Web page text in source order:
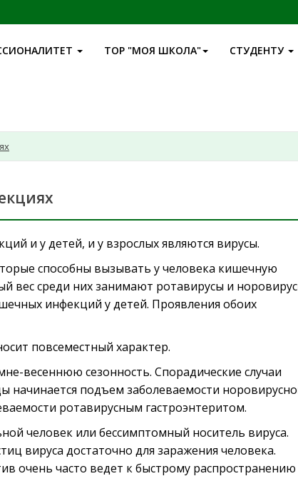
ТОР "МОЯ ШКОЛА" СТУДЕНТУ
и у детей, и у взрослых являются вирусы.
способны вызывать у человека кишечную
вес среди них занимают ротавирусы и
инфекций у детей. Проявления обоих
повсеместный характер.
весеннюю сезонность. Спорадические случаи
начинается подъем заболеваемости
ротавирусным гастроэнтеритом.
человек или бессимптомный носитель вируса.
вируса достаточно для заражения человека.
очень часто ведет к быстрому распространению